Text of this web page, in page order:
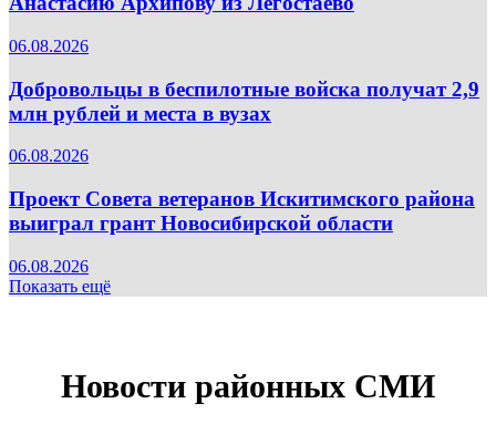
06.08.2026
Добровольцы в беспилотные войска получат 2,9
млн рублей и места в вузах
06.08.2026
Проект Совета ветеранов Искитимского района
выиграл грант Новосибирской области
06.08.2026
Показать ещё